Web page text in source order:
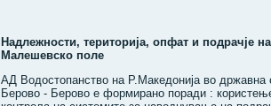
Надлежности, територија, опфат и подрачје
Малешевско поле
АД Водостопанство на Р.Македонија во државна
Берово - Берово е формирано поради :